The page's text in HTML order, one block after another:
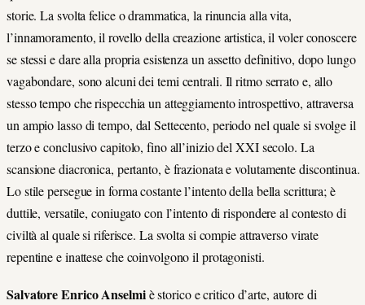
storie. La svolta felice o drammatica, la rinuncia alla vita,
l’innamoramento, il rovello della creazione artistica, il voler conoscere
se stessi e dare alla propria esistenza un assetto definitivo, dopo lungo
vagabondare, sono alcuni dei temi centrali. Il ritmo serrato e, allo
stesso tempo che rispecchia un atteggiamento introspettivo, attraversa
un ampio lasso di tempo, dal Settecento, periodo nel quale si svolge il
terzo e conclusivo capitolo, fino all’inizio del XXI secolo. La
scansione diacronica, pertanto, è frazionata e volutamente discontinua.
Lo stile persegue in forma costante l’intento della bella scrittura; è
duttile, versatile, coniugato con l’intento di rispondere al contesto di
civiltà al quale si riferisce. La svolta si compie attraverso virate
repentine e inattese che coinvolgono il protagonisti.
Salvatore Enrico Anselmiè storico e critico d’arte, autore di